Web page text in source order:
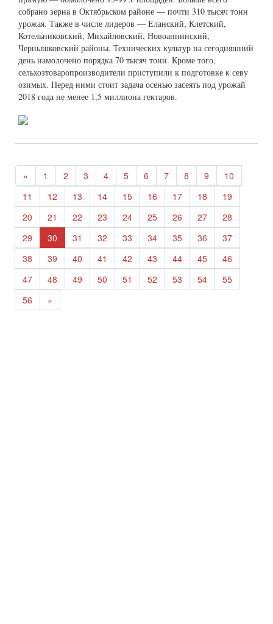
собрано зерна в Октябрьском районе — почти 310 тысяч тонн
урожая. Также в числе лидеров — Еланский, Клетский,
Котельниковский, Михайловский, Новоаннинский,
Чернышковский районы. Технических культур на сегодняшний
день намолочено порядка 70 тысяч тонн. Кроме того,
сельхозтоваропроизводители приступили к подготовке к севу
озимых. Перед ними стоит задача осенью засеять под урожай
2018 года не менее 1,5 миллиона гектаров.
« 1 2 3 4 5 6 7 8 9
10
11
12 13 14 15 16 17 18
19
20
21 22 23 24 25 26 27
28
29
30 31 32 33 34 35 36
37
38
39 40 41 42 43 44 45
46
47
48 49 50 51 52 53 54
55
56
»